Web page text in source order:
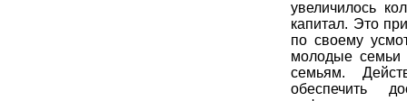
увеличилось
капитал. Это
по своему
молодые
семьям.
обеспечить